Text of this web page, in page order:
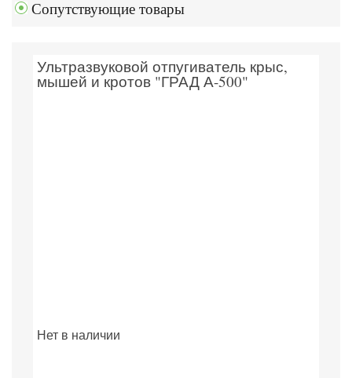
Сопутствующие товары
Ультразвуковой отпугиватель крыс,
мышей и кротов "ГРАД А-500"
Нет в наличии